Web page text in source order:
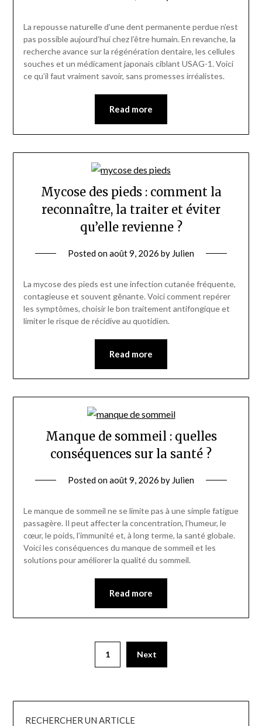
La repousse naturelle d’une dent permanente perdue n’est
pas possible aujourd’hui chez l’être humain. En revanche, la
recherche avance sur la régénération dentaire, les cellules
souches et un médicament japonais ciblant USAG-1. Voici
ce qu’il faut vraiment savoir, sans promesses irréalistes.
Read more
Mycose des pieds : comment la
reconnaître, la traiter et éviter
qu’elle revienne ?
Posted onaoût 9, 2026 by Julien
La mycose des pieds est une infection cutanée fréquente,
contagieuse et souvent gênante. Voici comment repérer
les symptômes, choisir le bon traitement antifongique et
limiter le risque de récidive au quotidien.
Read more
Manque de sommeil : quelles
conséquences sur la santé ?
Posted onaoût 9, 2026 by Julien
Le manque de sommeil ne se limite pas à une simple fatigue
passagère. Il peut affecter la concentration, l’humeur, le
cœur, le poids, l’immunité et, à long terme, la santé globale.
Voici les conséquences du manque de sommeil et les
solutions pour améliorer la qualité du sommeil.
Read more
1 Next
RECHERCHER UN ARTICLE